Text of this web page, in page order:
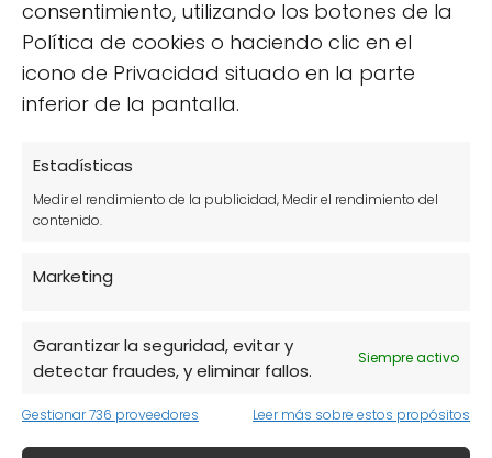
consentimiento, utilizando los botones de la
Política de cookies o haciendo clic en el
icono de Privacidad situado en la parte
inferior de la pantalla.
Estadísticas
Medir el rendimiento de la publicidad, Medir el rendimiento del
contenido.
Marketing
Garantizar la seguridad, evitar y
detectar fraudes, y eliminar fallos.
Siempre activo
Gestionar 736 proveedores Leer más sobre estos propósitos
Kits de autocultivo:Perfectos para
aquellos que aman la jardinería o
desean iniciar un pequeño huerto
urbano.
Kits de arte sostenible:
pinturas, pinceles y lienzos ecológicos
explorar su creatividad.